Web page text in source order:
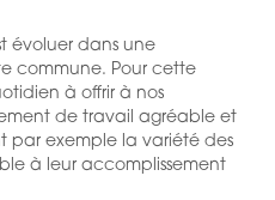
évoluer dans une
commune. Pour cette
à offrir à nos
de travail agréable et
par exemple la variété des
à leur accomplissement